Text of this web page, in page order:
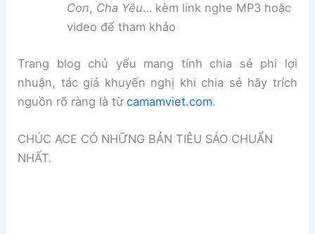
Con, Cha Yêu… kèm link nghe MP3 hoặc
video để tham khảo
Trang blog chủ yếu mang tính chia sẻ phi lợi
nhuận, tác giả khuyến nghị khi chia sẻ hãy trích
nguồn rõ ràng là từcamamviet.com.
CHÚC ACE CÓ NHỮNG BẢN TIÊU SÁO CHUẨN
NHẤT.